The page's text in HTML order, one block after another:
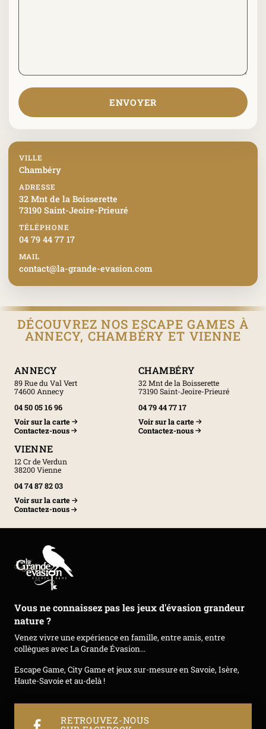
VILLE
Chambéry
ADRESSE
32 Mnt de la Boisserette
73190 Saint-Jeoire-Prieuré
TÉLÉPHONE
04 79 44 77 17
MAIL
contact@la-grande-evasion.com
ENVOYER
DÉCOUVREZ NOS ESCAPE GAMES À
ANNECY, CHAMBÉRY ET VIENNE
ANNECY
89 Rue du Val Vert
74600 Annecy
04 50 05 16 96
Voir sur la carte
Contactez-nous
CHAMBÉRY
32 Mnt de la Boisserette
73190 Saint-Jeoire-Prieuré
04 79 44 77 17
Voir sur la carte
Contactez-nous
VIENNE
12 Cr de Verdun
38200 Vienne
04 74 87 82 03
Voir sur la carte
Contactez-nous
Vous ne connaissez pas les jeux d'évasion grandeur
nature ?
Venez vivre une expérience en famille, entre amis, entre
collègues avec La Grande Évasion...
Escape Game, City Game et jeux sur-mesure en Savoie, Isère,
Haute-Savoie et au-delà !
RETROUVEZ-NOUS